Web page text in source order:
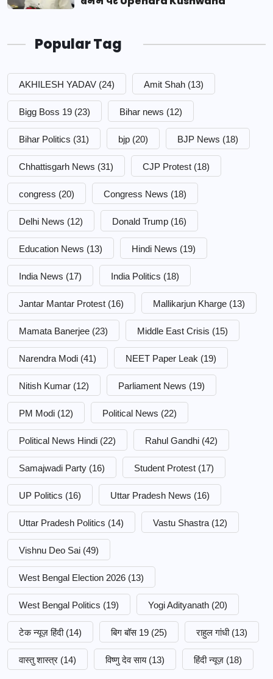
Popular Tag
AKHILESH YADAV (24) Amit Shah (13)
Bigg Boss 19 (23) Bihar news (12)
Bihar Politics (31) bjp (20) BJP News (18)
Chhattisgarh News (31) CJP Protest (18)
congress (20) Congress News (18)
Delhi News (12) Donald Trump (16)
Education News (13) Hindi News (19)
India News (17) India Politics (18)
Jantar Mantar Protest (16) Mallikarjun Kharge (13)
Mamata Banerjee (23) Middle East Crisis (15)
Narendra Modi (41) NEET Paper Leak (19)
Nitish Kumar (12) Parliament News (19)
PM Modi (12) Political News (22)
Political News Hindi (22) Rahul Gandhi (42)
Samajwadi Party (16) Student Protest (17)
UP Politics (16) Uttar Pradesh News (16)
Uttar Pradesh Politics (14) Vastu Shastra (12)
Vishnu Deo Sai (49)
West Bengal Election 2026 (13)
West Bengal Politics (19) Yogi Adityanath (20)
टेक न्यूज़ हिंदी (14) बिग बॉस 19 (25) राहुल गांधी (13)
वास्तु शास्त्र (14) विष्णु देव साय (13) हिंदी न्यूज़ (18)